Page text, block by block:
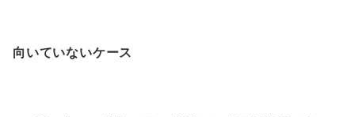
向いていないケース